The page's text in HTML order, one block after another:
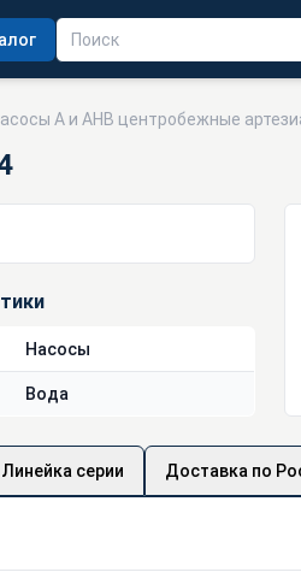
А и АНВ центробежные
Насосы
Вода
Линейка серии Доставка по